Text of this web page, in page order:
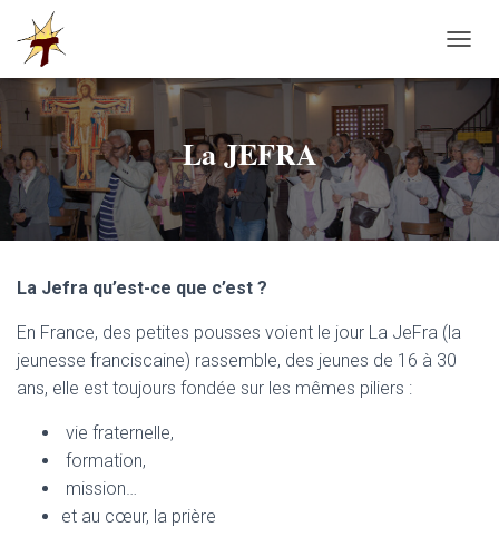
La JEFRA
La Jefra qu’est-ce que c’est ?
En France, des petites pousses voient le jour La JeFra (la
jeunesse franciscaine) rassemble, des jeunes de 16 à 30
ans, elle est toujours fondée sur les mêmes piliers :
vie fraternelle,
formation,
mission…
et au cœur, la prière